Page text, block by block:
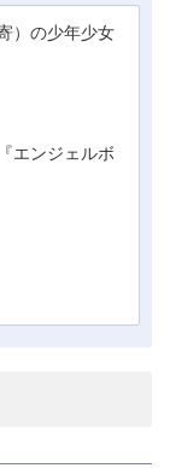
）の少年少女
エンジェルボ